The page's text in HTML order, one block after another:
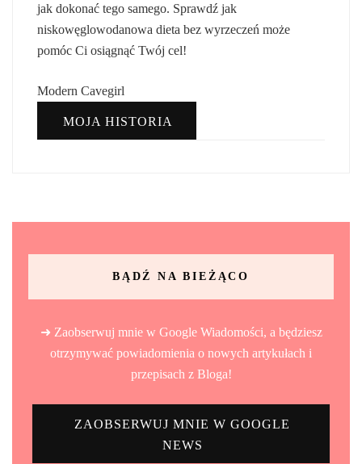
jak dokonać tego samego. Sprawdź jak
niskowęglowodanowa dieta bez wyrzeczeń może
pomóc Ci osiągnąć Twój cel!
Modern Cavegirl
MOJA HISTORIA
BĄDŹ NA BIEŻĄCO
➜ Zaobserwuj mnie w Google Wiadomości, a będziesz
otrzymywać powiadomienia o nowych artykułach i
przepisach z Bloga!
ZAOBSERWUJ MNIE W GOOGLE
NEWS